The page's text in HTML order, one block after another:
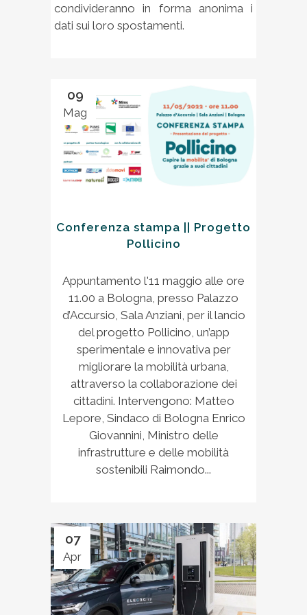
condivideranno in forma anonima i
dati sui loro spostamenti.
09
Mag
Conferenza stampa || Progetto
Pollicino
Appuntamento l'11 maggio alle ore
11.00 a Bologna, presso Palazzo
d’Accursio, Sala Anziani, per il lancio
del progetto Pollicino, un’app
sperimentale e innovativa per
migliorare la mobilità urbana,
attraverso la collaborazione dei
cittadini. Intervengono: Matteo
Lepore, Sindaco di Bologna Enrico
Giovannini, Ministro delle
infrastrutture e delle mobilità
sostenibili Raimondo...
07
Apr